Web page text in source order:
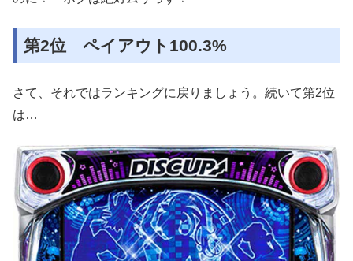
第2位 ペイアウト100.3%
さて、それではランキングに戻りましょう。続いて第2位
は…